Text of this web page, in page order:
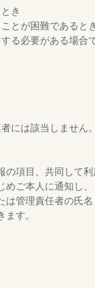
き
とが困難であると
る必要がある場合
には該当しません。
項目、共同して
ご本人に通知し
管理責任者の氏
す。